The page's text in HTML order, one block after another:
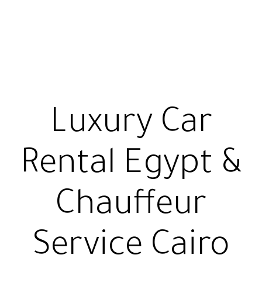
Luxury Car
Rental Egypt &
Chauffeur
Service Cairo